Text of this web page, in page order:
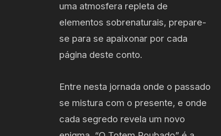
uma atmosfera repleta de
elementos sobrenaturais, prepare-
se para se apaixonar por cada
página deste conto.
Entre nesta jornada onde o passado
se mistura com o presente, e onde
cada segredo revela um novo